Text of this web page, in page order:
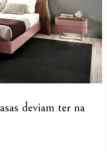
deviam ter na